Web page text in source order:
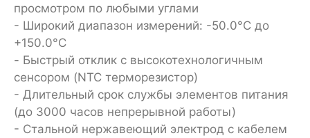
просмотром по любыми углами
- Широкий диапазон измерений: -50.0°C до
+150.0°C
- Быстрый отклик с высокотехнологичным
сенсором (NTC терморезистор)
- Длительный срок службы элементов питания
(до 3000 часов непрерывной работы)
- Стальной нержавеющий электрод с кабелем